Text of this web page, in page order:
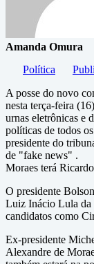
Amanda Omura
Política
A posse do novo
nesta terça-feira
urnas eletrônicas e
políticas de todos
presidente do
de "fake news" .
Moraes terá
O presidente
Luiz Inácio Lula da
candidatos como
Ex-presidente
Alexandre de